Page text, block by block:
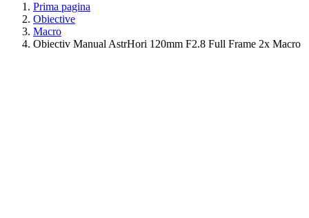
Prima pagina
Obiective
Macro
Obiectiv Manual AstrHori 120mm F2.8 Full Frame 2x Macro